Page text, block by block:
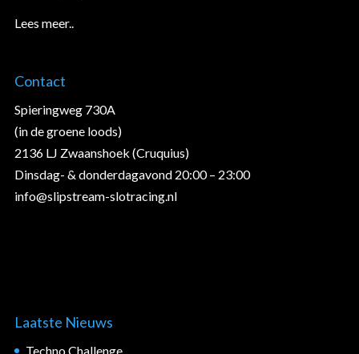
Lees meer..
Contact
Spieringweg 730A
(in de groene loods)
2136 LJ Zwaanshoek (Cruquius)
Dinsdag- & donderdagavond 20:00 – 23:00
info@slipstream-slotracing.nl
Laatste Nieuws
Techno Challenge